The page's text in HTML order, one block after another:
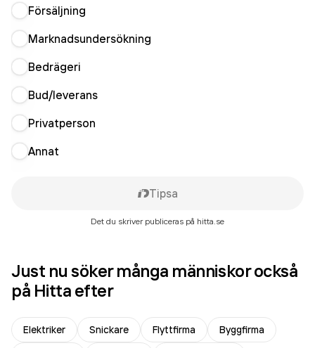
Försäljning
Marknadsundersökning
Bedrägeri
Bud/leverans
Privatperson
Annat
Tipsa
Det du skriver publiceras på hitta.se
Just nu söker många människor också
på Hitta efter
Elektriker Snickare Flyttfirma
Byggfirma